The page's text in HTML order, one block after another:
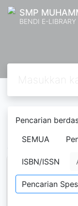
SMP
BENDI E-LIBRARY
Pencarian
SEMUA
ISBN/ISSN
Pencarian
Sepotong